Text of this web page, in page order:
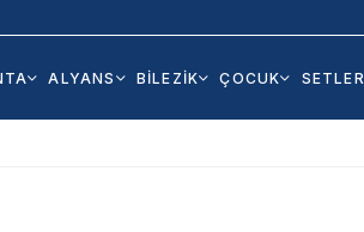
ALYANS BİLEZİK ÇOCUK SETLER